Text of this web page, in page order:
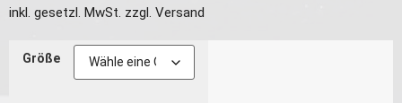
inkl. gesetzl. MwSt. zzgl. Versand
Größe